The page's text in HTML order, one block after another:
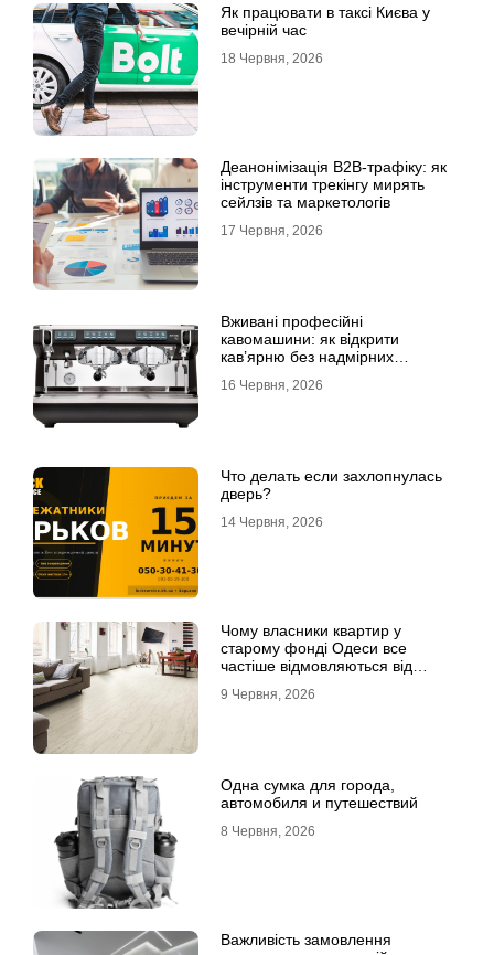
Як працювати в таксі Києва у
вечірній час
18 Червня, 2026
Деанонімізація B2B-трафіку: як
інструменти трекінгу мирять
сейлзів та маркетологів
17 Червня, 2026
Вживані професійні
кавомашини: як відкрити
кав’ярню без надмірних
16 Червня, 2026
Что делать если захлопнулась
дверь?
14 Червня, 2026
Чому власники квартир у
старому фонді Одеси все
частіше відмовляються від
9 Червня, 2026
Одна сумка для города,
автомобиля и путешествий
8 Червня, 2026
Важливість замовлення